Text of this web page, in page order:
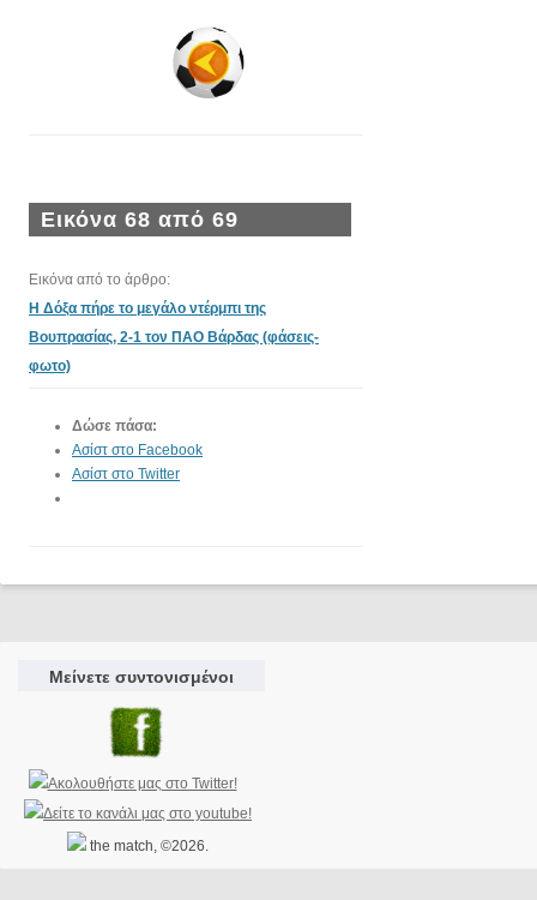
Εικόνα 68 από 69
Εικόνα από το άρθρο:
Η Δόξα πήρε το μεγάλο ντέρμπι της
Βουπρασίας, 2-1 τον ΠΑΟ Βάρδας (φάσεις-
φωτο)
Δώσε πάσα:
Ασίστ στο Facebook
Ασίστ στο Twitter
Μείνετε συντονισμένοι
the match, ©2026.